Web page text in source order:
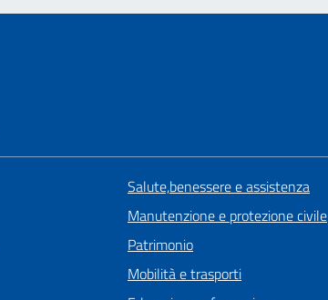
Salute,benessere e assistenza
Manutenzione e protezione civile
Patrimonio
Mobilità e trasporti